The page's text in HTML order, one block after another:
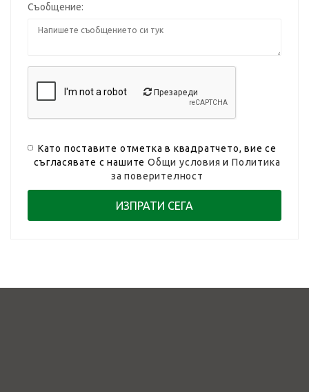
Съобщение:
Презареди
Като поставите отметка в квадратчето, вие се
съгласявате с нашитеОбщи условия иПолитика
за поверителност